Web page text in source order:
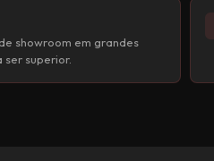
showroom em grandes
superior.